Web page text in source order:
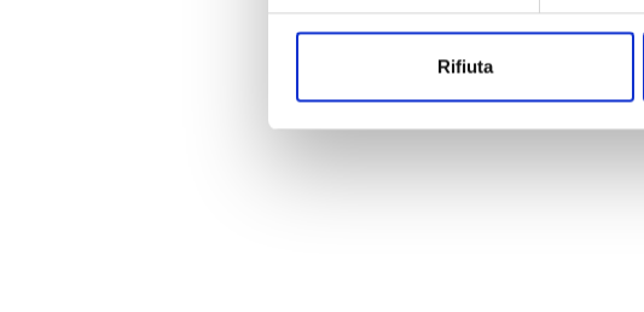
Rifiuta